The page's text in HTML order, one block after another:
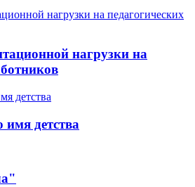
нагрузки на
имя детства